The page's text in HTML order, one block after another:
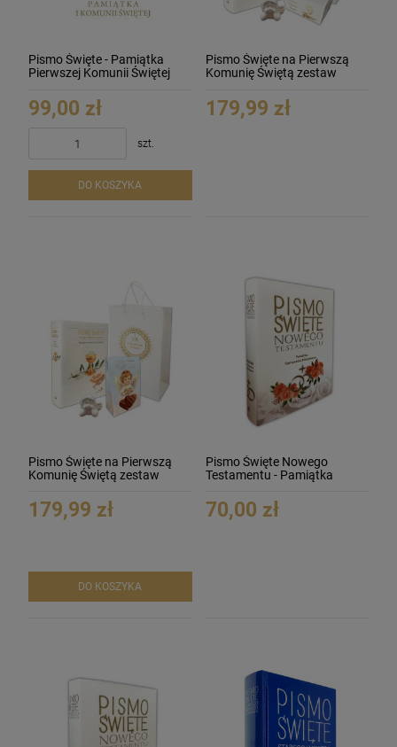
Pismo Święte - Pamiątka
Pierwszej Komunii Świętej
99,00 zł
szt.
DO KOSZYKA
Pismo Święte na Pierwszą
Komunię Świętą zestaw
179,99 zł
Pismo Święte na Pierwszą
Komunię Świętą zestaw
179,99 zł
DO KOSZYKA
Pismo Święte Nowego
Testamentu - Pamiątka
ilustracjami
70,00 zł